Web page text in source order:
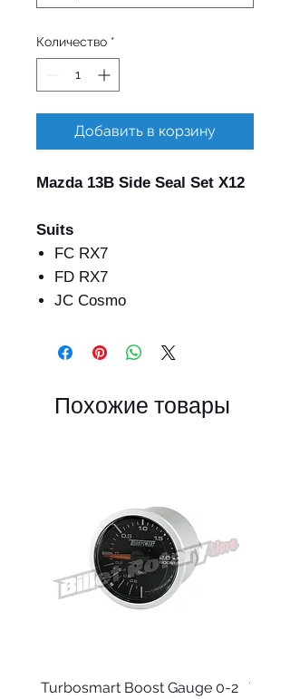
Количество *
Добавить в корзину
Mazda 13B Side Seal Set X12
Suits
FC RX7
FD RX7
JC Cosmo
Похожие товары
Turbosmart Boost Gauge 0-2